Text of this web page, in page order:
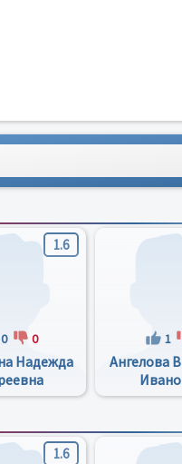
1.6
0 0
Надежда
1
Ангелова
1.6